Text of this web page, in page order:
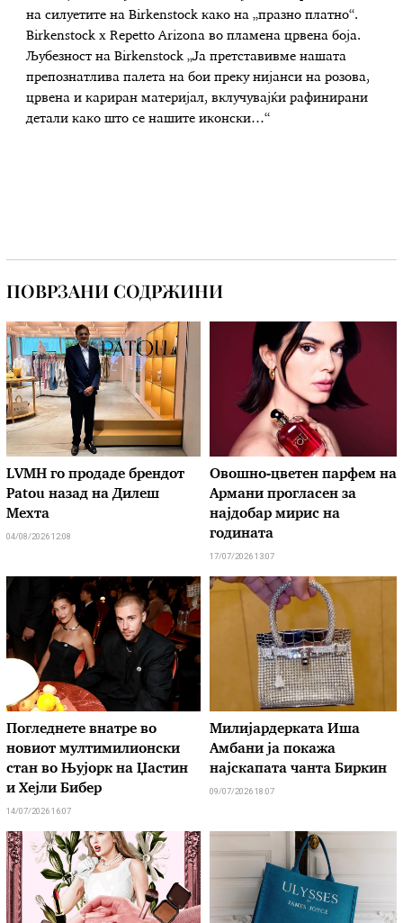
на силуетите на Birkenstock како на „празно платно“.
Birkenstock x Repetto Arizona во пламена црвена боја.
Љубезност на Birkenstock „Ја претставивме нашата
препознатлива палета на бои преку нијанси на розова,
црвена и кариран материјал, вклучувајќи рафинирани
детали како што се нашите иконски…“
ПОВРЗАНИ СОДРЖИНИ
LVMH го продаде брендот
Patou назад на Дилеш
Мехта
04/08/2026 12:08
Овошно-цветен парфем на
Армани прогласен за
најдобар мирис на
годината
17/07/2026 13:07
Погледнете внатре во
новиот мултимилионски
стан во Њујорк на Џастин
и Хејли Бибер
14/07/2026 16:07
Милијардерката Иша
Амбани ја покажа
најскапата чанта Биркин
09/07/2026 18:07